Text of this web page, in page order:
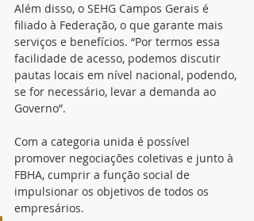
Além disso, o SEHG Campos Gerais é
filiado à Federação, o que garante mais
serviços e benefícios. “Por termos essa
facilidade de acesso, podemos discutir
pautas locais em nível nacional, podendo,
se for necessário, levar a demanda ao
Governo”.
Com a categoria unida é possível
promover negociações coletivas e junto à
FBHA, cumprir a função social de
impulsionar os objetivos de todos os
empresários.